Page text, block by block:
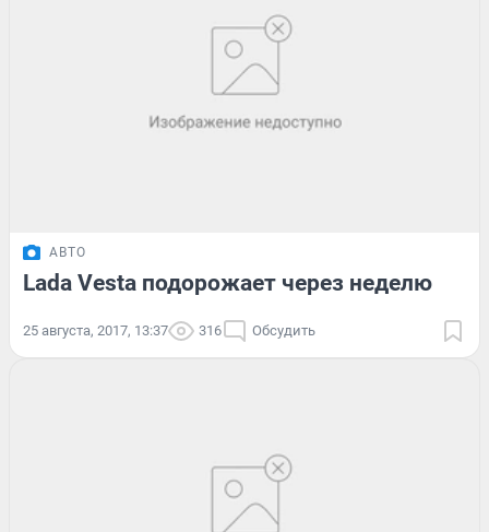
АВТО
Lada Vesta подорожает через неделю
25 августа, 2017, 13:37 316 Обсудить